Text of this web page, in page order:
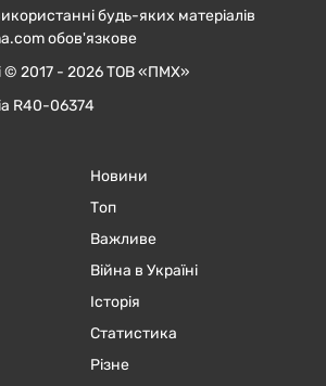
будь-яких матеріалів
обов'язкове
© 2017 - 2026 ТОВ «ПМХ»
R40-06374
Новини
Топ
Важливе
Війна в Україні
Історія
Статистика
Різне